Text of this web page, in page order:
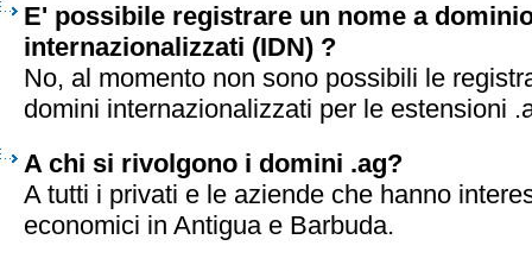
E' possibile registrare un nome a
internazionalizzati (IDN) ?
No, al momento non sono possibili le
domini internazionalizzati per le estensioni
A chi si rivolgono i domini .ag?
A tutti i privati e le aziende che hanno
economici in Antigua e Barbuda.